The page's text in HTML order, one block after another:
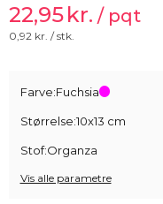
22,95kr. / pqt
0,92 kr. / stk.
Farve:Fuchsia
Størrelse:10x13 cm
Stof:Organza
Vis alle parametre